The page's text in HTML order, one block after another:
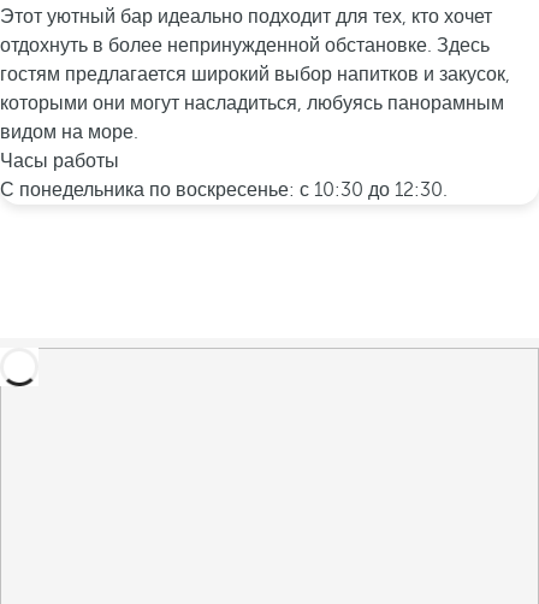
Этот уютный бар идеально подходит для тех, кто хочет
отдохнуть в более непринужденной обстановке. Здесь
гостям предлагается широкий выбор напитков и закусок,
которыми они могут насладиться, любуясь панорамным
видом на море.
Часы работы
С понедельника по воскресенье: с 10:30 до 12:30.